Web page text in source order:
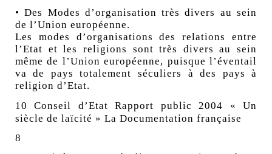
• Des Modes d’organisation très divers au sein
de l’Union européenne.
Les modes d’organisations des relations entre
l’Etat et les religions sont très divers au sein
même de l’Union européenne, puisque l’éventail
va de pays totalement séculiers à des pays à
religion d’Etat.
10 Conseil d’Etat Rapport public 2004 « Un
siècle de laïcité » La Documentation française
8